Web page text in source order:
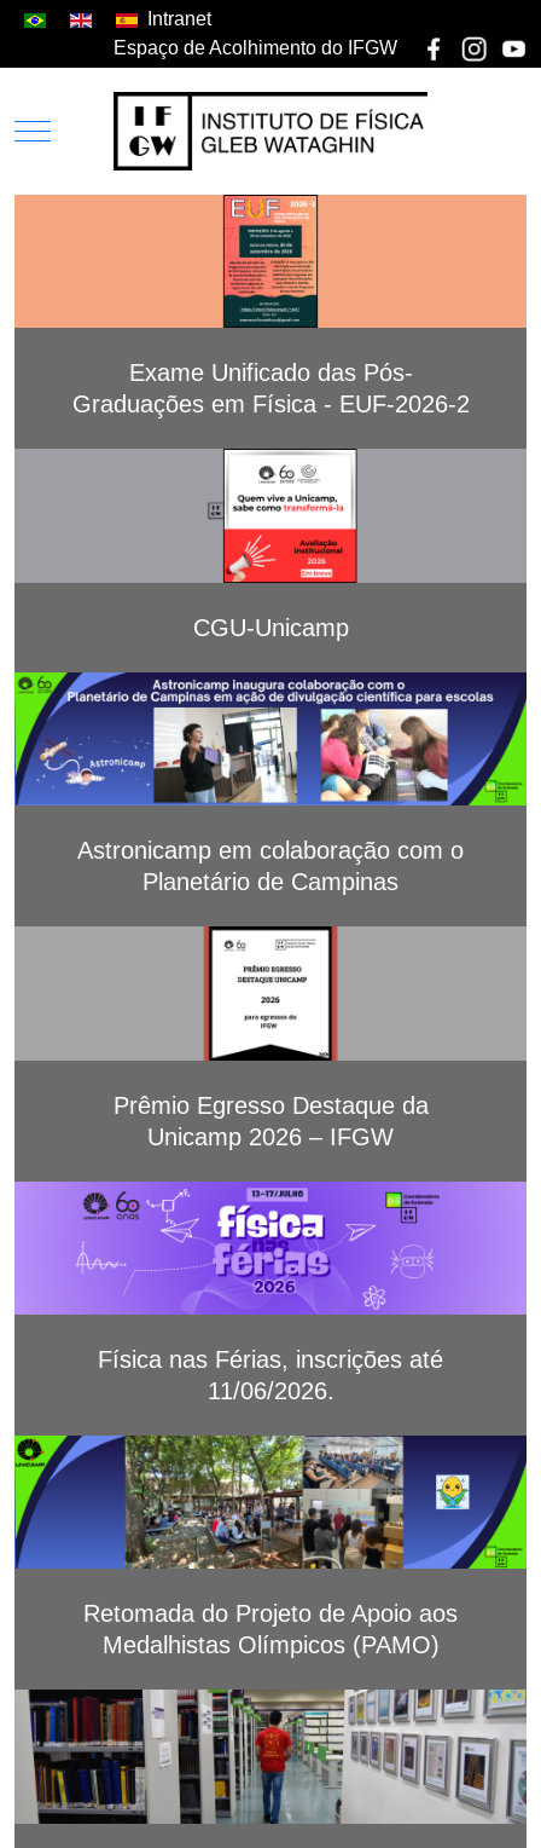
Intranet
Espaço de Acolhimento do IFGW
Exame Unificado das Pós-
Graduações em Física - EUF-2026-2
CGU-Unicamp
Astronicamp em colaboração com o
Planetário de Campinas
Prêmio Egresso Destaque da
Unicamp 2026 – IFGW
Física nas Férias, inscrições até
11/06/2026.
Retomada do Projeto de Apoio aos
Medalhistas Olímpicos (PAMO)